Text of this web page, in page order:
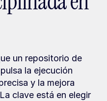
un repositorio de
la ejecución
y la mejora
clave está en elegir